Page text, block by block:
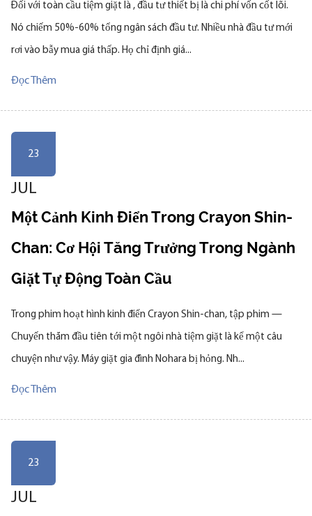
Đối với toàn cầu tiệm giặt là , đầu tư thiết bị là chi phí vốn cốt lõi.
Nó chiếm 50%-60% tổng ngân sách đầu tư. Nhiều nhà đầu tư mới
rơi vào bẫy mua giá thấp. Họ chỉ định giá...
Đọc Thêm
23
JUL
Một Cảnh Kinh Điển Trong Crayon Shin-
Chan: Cơ Hội Tăng Trưởng Trong Ngành
Giặt Tự Động Toàn Cầu
Trong phim hoạt hình kinh điển Crayon Shin-chan, tập phim —
Chuyến thăm đầu tiên tới một ngôi nhà tiệm giặt là kể một câu
chuyện như vậy. Máy giặt gia đình Nohara bị hỏng. Nh...
Đọc Thêm
23
JUL